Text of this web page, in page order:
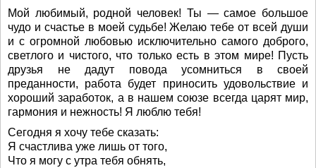
Мой любимый, родной человек! Ты — самое большое
чудо и счастье в моей судьбе! Желаю тебе от всей души
и с огромной любовью исключительно самого доброго,
светлого и чистого, что только есть в этом мире! Пусть
друзья не дадут повода усомниться в своей
преданности, работа будет приносить удовольствие и
хороший заработок, а в нашем союзе всегда царят мир,
гармония и нежность! Я люблю тебя!
Сегодня я хочу тебе сказать:
Я счастлива уже лишь от того,
Что я могу с утра тебя обнять,